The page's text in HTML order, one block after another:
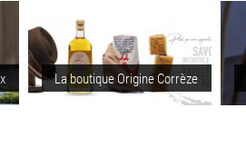
La boutique Origine Corrèze